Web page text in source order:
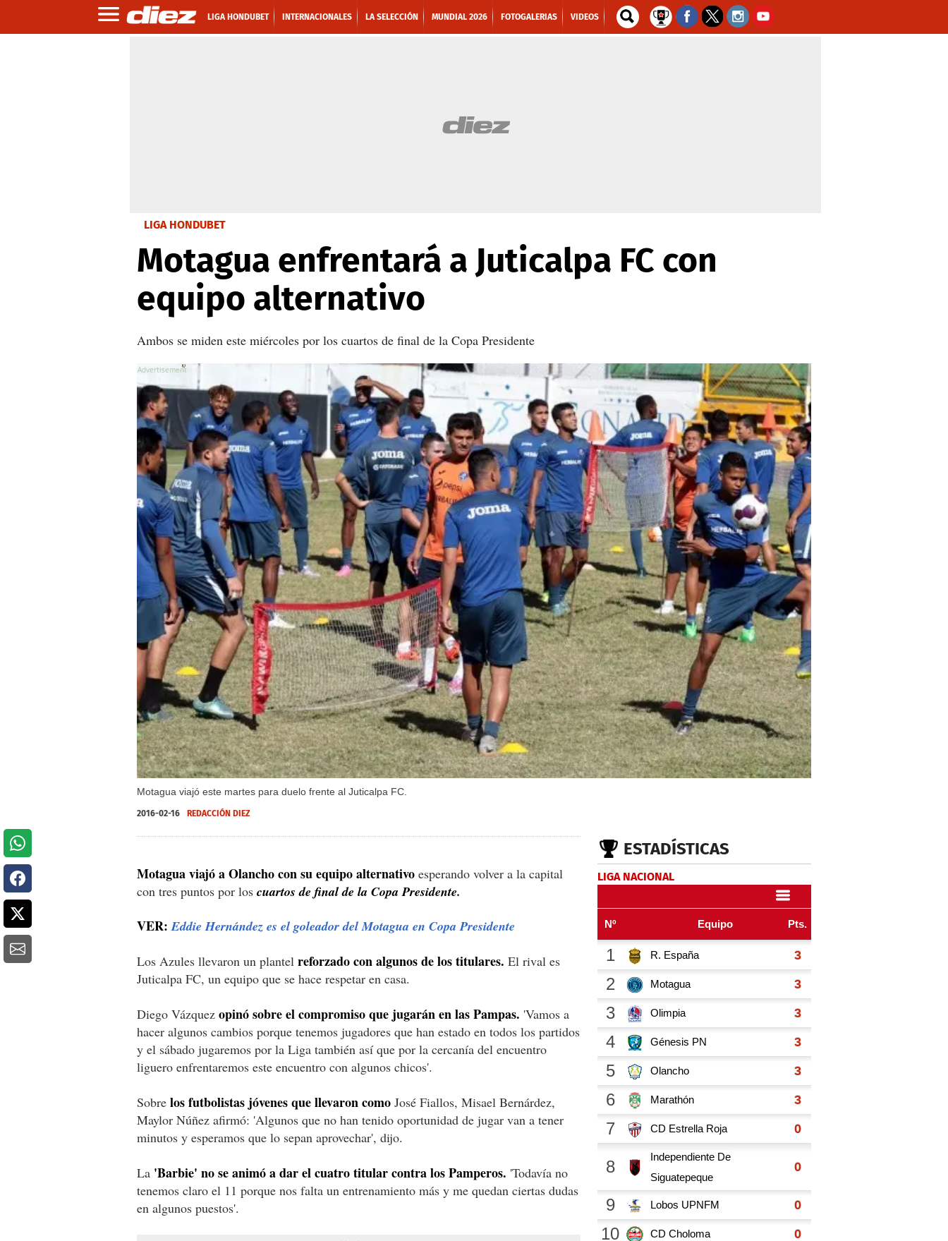
LIGA HONDUBET INTERNACIONALES LA SELECCIÓN MUNDIAL 2026 FOTOGALERIAS VIDEOS
LIGA HONDUBET
Motagua enfrentará a Juticalpa FC con
equipo alternativo
Ambos se miden este miércoles por los cuartos de final de la Copa Presidente
Motagua viajó este martes para duelo frente al Juticalpa FC.
X
2016-02-16 REDACCIÓN DIEZ
Motagua viajó a Olancho con su equipo alternativo esperando volver a la capital
con tres puntos por los cuartos de final de la Copa Presidente.
VER:Eddie Hernández es el goleador del Motagua en Copa Presidente
Los Azules llevaron un plantel reforzado con algunos de los titulares. El rival es
Juticalpa FC, un equipo que se hace respetar en casa.
Diego Vázquez opinó sobre el compromiso que jugarán en las Pampas. 'Vamos a
hacer algunos cambios porque tenemos jugadores que han estado en todos los partidos
y el sábado jugaremos por la Liga también así que por la cercanía del encuentro
liguero enfrentaremos este encuentro con algunos chicos'.
Sobre los futbolistas jóvenes que llevaron como José Fiallos, Misael Bernárdez,
Maylor Núñez afirmó: 'Algunos que no han tenido oportunidad de jugar van a tener
minutos y esperamos que lo sepan aprovechar', dijo.
La 'Barbie' no se animó a dar el cuatro titular contra los Pamperos. 'Todavía no
tenemos claro el 11 porque nos falta un entrenamiento más y me quedan ciertas dudas
en algunos puestos'.
ESTADÍSTICAS
LIGA NACIONAL